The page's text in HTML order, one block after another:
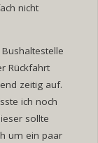
nicht
Rückfahrt
zeitig auf.
ich noch
sollte
um ein paar